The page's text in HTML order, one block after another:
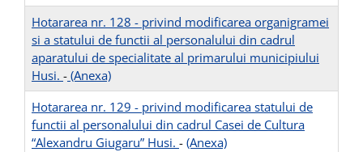
Hotararea nr. 128 - privind modificarea organigramei
si a statului de functii al personalului din cadrul
aparatului de specialitate al primarului municipiului
Husi. - (Anexa)
Hotararea nr. 129 - privind modificarea statului de
functii al personalului din cadrul Casei de Cultura
“Alexandru Giugaru” Husi. - (Anexa)